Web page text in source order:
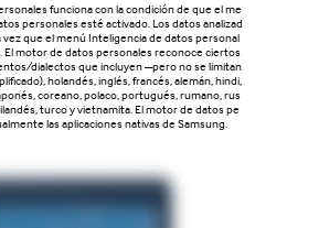
funciona con la condición de que el me
personales esté activado. Los datos analizad
vez que el menú Inteligencia de datos personal
El motor de datos personales reconoce ciertos
dialectos que incluyen ―pero no se limitan
holandés, inglés, francés, alemán, hindi,
coreano, polaco, portugués, rumano, rus
turco y vietnamita. El motor de datos pe
las aplicaciones nativas de Samsung.